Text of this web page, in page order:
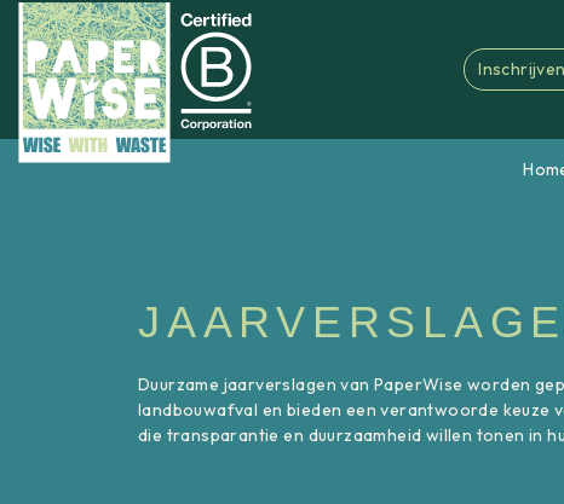
Duurzame jaarverslagen van PaperWise worden
landbouwafval en bieden een verantwoorde keuze
die transparantie en duurzaamheid willen tonen in